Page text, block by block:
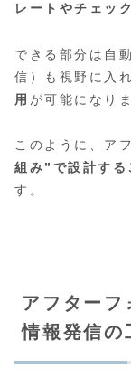
レートやチェッ
できる部分は自
信）も視野に入
用 が可能になり
このように、ア
組み”で設計する
す。
アフターフ
情報発信の